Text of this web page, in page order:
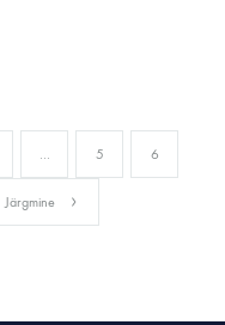
… 5 6
Järgmine